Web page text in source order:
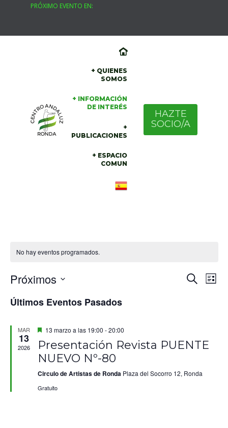
PRÓXIMO EVENTO EN:
+ QUIENES
SOMOS
+ INFORMACIÓN
DE INTERÉS
+
PUBLICACIONES
+ ESPACIO
COMUN
HAZTE
SOCIO/A
No hay eventos programados.
vistas
BuscarLista
Próximos
la
fecha.
Últimos Eventos Pasados
MAR
13
2026
Destacado
13 marzo a las 19:00 -20:00
Presentación Revista PUENTE
NUEVO Nº-80
Circulo de Artistas de Ronda Plaza del Socorro 12, Ronda
Gratuito